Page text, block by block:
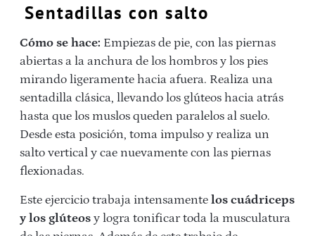
Sentadillas con salto
Cómo se hace: Empiezas de pie, con las piernas
abiertas a la anchura de los hombros y los pies
mirando ligeramente hacia afuera. Realiza una
sentadilla clásica, llevando los glúteos hacia atrás
hasta que los muslos queden paralelos al suelo.
Desde esta posición, toma impulso y realiza un
salto vertical y cae nuevamente con las piernas
flexionadas.
Este ejercicio trabaja intensamente los cuádriceps
y los glúteos y logra tonificar toda la musculatura